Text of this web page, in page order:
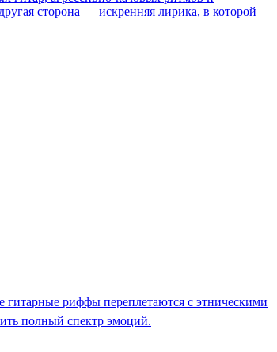
сторона — искренняя лирика, в которой
риффы переплетаются с этническими
полный спектр эмоций.